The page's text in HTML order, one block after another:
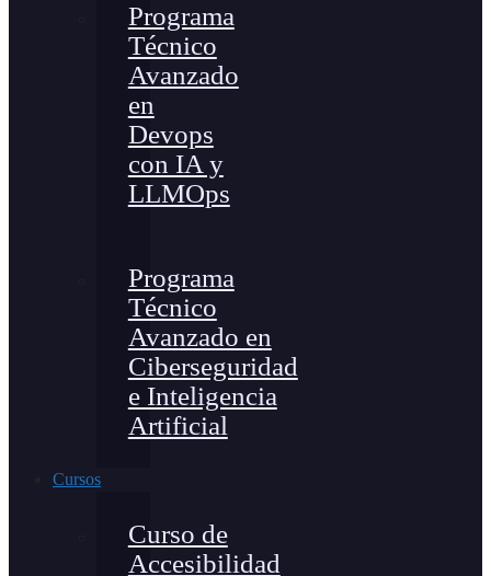
Programa
Técnico
Avanzado
en
Devops
con IA y
LLMOps
Programa
Técnico
Avanzado en
Ciberseguridad
e Inteligencia
Artificial
Cursos
Curso de
Accesibilidad